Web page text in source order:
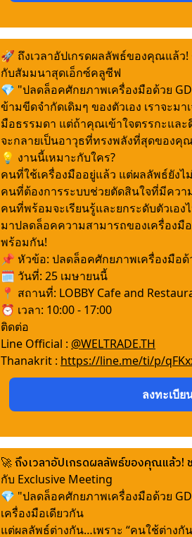
🚀 ถึงเวลาอัปเกรดผลลัพธ์ของคุณแล้ว
กับสัมมนาสุดเอ็กซ์คลูซีฟ
💎 "ปลดล็อคศักยภาพเครื่องมือด้วย
ข้ามขีดจำกัดเดิมๆ ของตัวเอง เราจะมา
มือธรรมดา แต่ถ้าคุณเข้าใจตรรกะแล
จะกลายเป็นอาวุธที่ทรงพลังที่สุดของคุ
💡 งานนี้เหมาะกับใคร?
คนที่ใช้เครื่องมืออยู่แล้ว แต่ผลลัพธ์ยังไ
คนที่ต้องการระบบช่วยตัดสินใจที่มีคว
คนที่พร้อมจะเรียนรู้และยกระดับตัวเอง
มาปลดล็อคความสามารถของเครื่อง
พร้อมกัน!
📌 หัวข้อ: ปลดล็อคศักยภาพเครื่องมือด้
🗓 วันที่: 25 เมษายนนี้
📍 สถานที่: LOBBY Cafe and
⏰ เวลา: 10:00 - 17:00
ติดต่อ
Line Official : @WELTRADE.TH
Thanakrit : https://line.me/ti/p/
ลงทะเบี
🚀 ถึงเวลาอัปเกรดผลลัพธ์ของคุณแล้ว!
กับ Exclusive Meeting
💎 "ปลดล็อคศักยภาพเครื่องมือด้วย
เครื่องมือเดียวกัน
แต่ผลลัพธ์ต่างกัน…เพราะ “คนใช้ต่างกั